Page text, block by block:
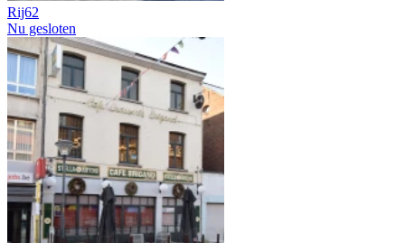
Rij62
Nu gesloten